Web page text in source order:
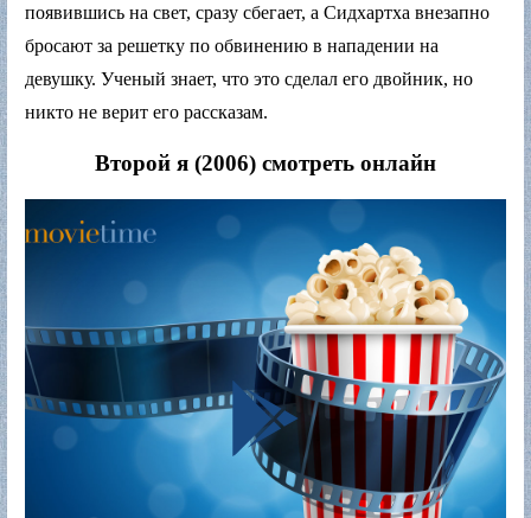
появившись на свет, сразу сбегает, а Сидхартха внезапно
бросают за решетку по обвинению в нападении на
девушку. Ученый знает, что это сделал его двойник, но
никто не верит его рассказам.
Второй я (2006) смотреть онлайн